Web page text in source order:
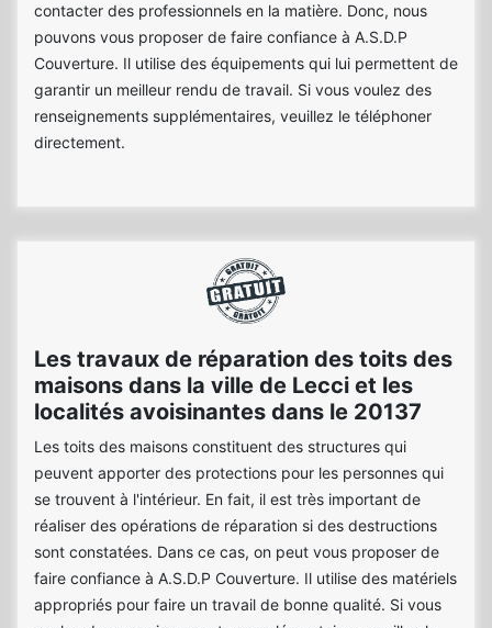
contacter des professionnels en la matière. Donc, nous
pouvons vous proposer de faire confiance à A.S.D.P
Couverture. Il utilise des équipements qui lui permettent de
garantir un meilleur rendu de travail. Si vous voulez des
renseignements supplémentaires, veuillez le téléphoner
directement.
Les travaux de réparation des toits des
maisons dans la ville de Lecci et les
localités avoisinantes dans le 20137
Les toits des maisons constituent des structures qui
peuvent apporter des protections pour les personnes qui
se trouvent à l'intérieur. En fait, il est très important de
réaliser des opérations de réparation si des destructions
sont constatées. Dans ce cas, on peut vous proposer de
faire confiance à A.S.D.P Couverture. Il utilise des matériels
appropriés pour faire un travail de bonne qualité. Si vous